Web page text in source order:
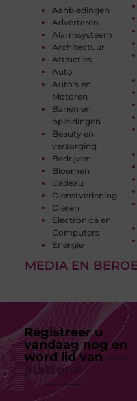
Aanbiedingen
Adverteren
Alarmsysteem
Architectuur
Attracties
Auto
Auto's en
Motoren
Banen en
opleidingen
Beauty en
verzorging
Bedrijven
Bloemen
Cadeau
Dienstverlening
Dieren
Electronica en
Computers
Energie
MEDIA EN
Registreer u
vandaag nog en
word lid van
platform